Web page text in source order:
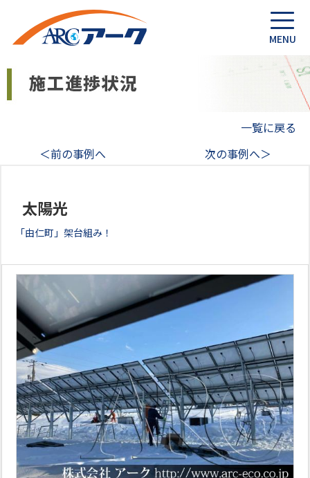
一覧に戻る
＜前の事例へ
次の事例へ＞
太陽光
「由仁町」架台組み！